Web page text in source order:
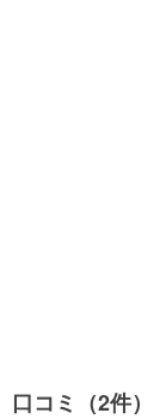
口コミ（2件）